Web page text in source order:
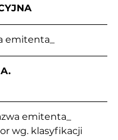
emitenta_
S.A.
nazwa emitenta_
wg. klasyfikacji